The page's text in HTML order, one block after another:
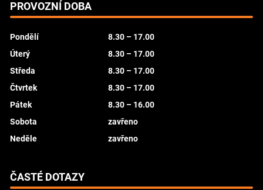
PROVOZNÍ DOBA
Pondělí
8.30 – 17.00
Úterý
8.30 – 17.00
Středa
8.30 – 17.00
Čtvrtek
8.30 – 17.00
Pátek
8.30 – 16.00
Sobota
zavřeno
Neděle
zavřeno
ČASTÉ DOTAZY